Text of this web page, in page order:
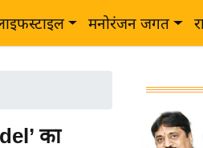
मनोरंजन जगत
का